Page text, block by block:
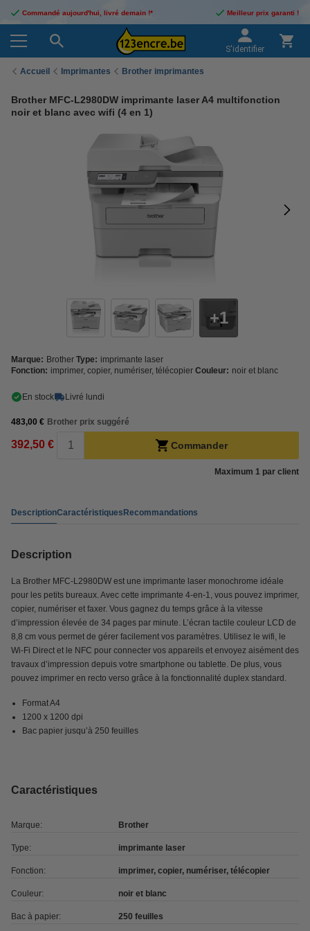
Commandé aujourd'hui, livré demain !* Meilleur prix garanti !
S'identifier
Accueil Imprimantes Brother imprimantes
Brother MFC-L2980DW imprimante laser A4 multifonction
noir et blanc avec wifi (4 en 1)
1
Marque: Brother Type: imprimante laser
Fonction: imprimer, copier, numériser, télécopier Couleur: noir et blanc
En stock Livré lundi
483,00 € Brother prix suggéré
392,50 € Commander
Maximum 1 par client
DescriptionCaractéristiquesRecommandations
Description
La Brother MFC-L2980DW est une imprimante laser monochrome idéale
pour les petits bureaux. Avec cette imprimante 4-en-1, vous pouvez imprimer,
copier, numériser et faxer. Vous gagnez du temps grâce à la vitesse
d’impression élevée de 34 pages par minute. L’écran tactile couleur LCD de
8,8 cm vous permet de gérer facilement vos paramètres. Utilisez le wifi, le
Wi-Fi Direct et le NFC pour connecter vos appareils et envoyez aisément des
travaux d’impression depuis votre smartphone ou tablette. De plus, vous
pouvez imprimer en recto verso grâce à la fonctionnalité duplex standard.
Format A4
1200 x 1200 dpi
Bac papier jusqu’à 250 feuilles
Caractéristiques
Marque: Brother
Type: imprimante laser
Fonction: imprimer, copier, numériser, télécopier
Couleur: noir et blanc
Bac à papier: 250 feuilles